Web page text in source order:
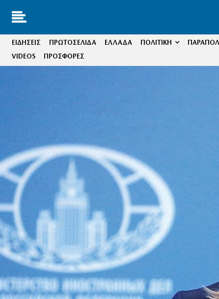
ΕΙΔΗΣΕΙΣ ΠΡΩΤΟΣΕΛΙΔΑ ΕΛΛΑΔΑ ΠΟΛΙΤΙΚΗ
VIDEOS
ΠΡΟΣΦΟΡΕΣ